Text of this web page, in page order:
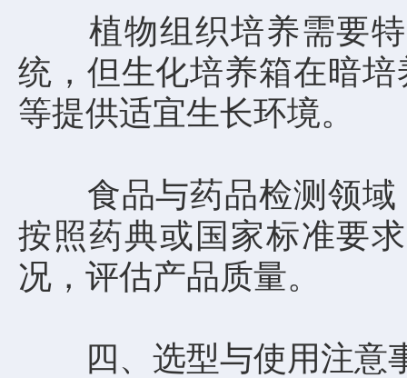
植物组织培养需要特
统，但生化培养箱在暗
等提供适宜生长环境。
食品与药品检测领域
按照药典或国家标准要
况，评估产品质量。
四、选型与使用注意